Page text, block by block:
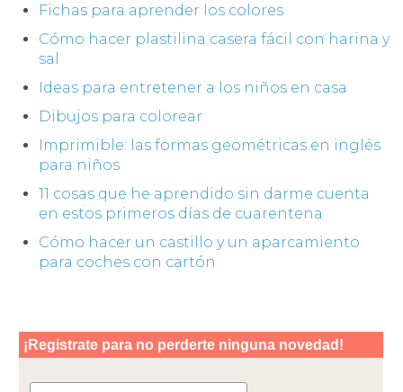
Fichas para aprender los colores
Cómo hacer plastilina casera fácil con harina y
sal
Ideas para entretener a los niños en casa
Dibujos para colorear
Imprimible: las formas geométricas en inglés
para niños
11 cosas que he aprendido sin darme cuenta
en estos primeros días de cuarentena
Cómo hacer un castillo y un aparcamiento
para coches con cartón